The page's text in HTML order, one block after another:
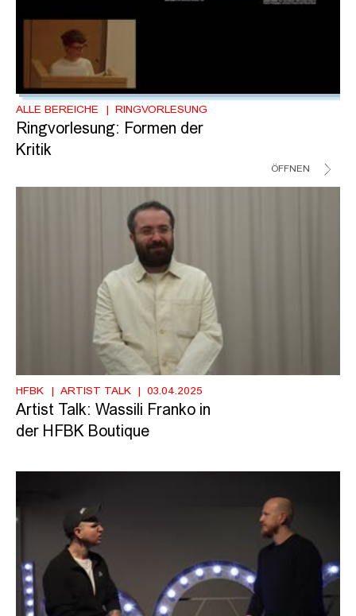
ALLE BEREICHE RINGVORLESUNG
Ringvorlesung: Formen der
Kritik
ÖFFNEN
HFBK ARTIST TALK 03.04.2025
Artist Talk: Wassili Franko in
der HFBK Boutique